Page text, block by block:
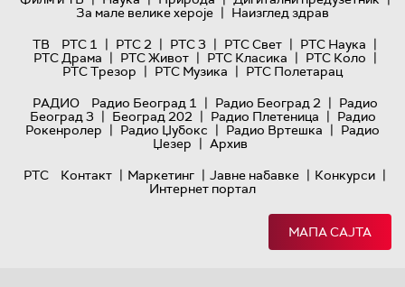
За мале велике хероје | Наизглед здрав
ТВ
РТС 1 | РТС 2 | РТС 3 | РТС Свет | РТС Наука |
РТС Драма | РТС Живот | РТС Класика | РТС Коло |
РТС Трезор | РТС Музика | РТС Полетарац
РАДИО
Радио Београд 1 | Радио Београд 2 | Радио
Београд 3 | Београд 202 | Радио Плетеница | Радио
Рокенролер | Радио Џубокс | Радио Вртешка | Радио
Џезер | Архив
РТС
Контакт | Маркетинг | Јавне набавке | Конкурси |
Интернет портал
МАПА САЈТА